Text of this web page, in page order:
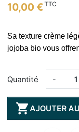
10,00 € TTC
Sa texture crème
jojoba bio vous
Quantité -
AJOUTER